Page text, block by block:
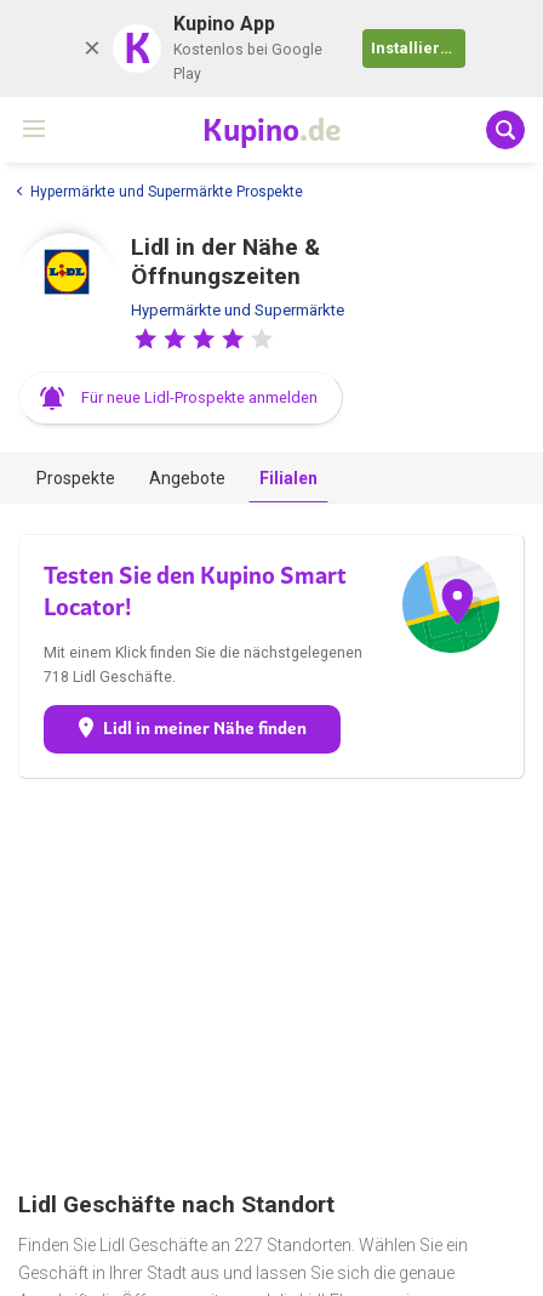
K Kupino App
Kostenlos bei Google
Play
Installieren
Kupino.de
Hypermärkte und Supermärkte Prospekte
Lidl in der Nähe &
Öffnungszeiten
Hypermärkte und Supermärkte
Für neue Lidl-Prospekte anmelden
Prospekte Angebote Filialen
Testen Sie den Kupino Smart
Locator!
Mit einem Klick finden Sie die nächstgelegenen
718 Lidl Geschäfte.
Lidl in meiner Nähe finden
Lidl Geschäfte nach Standort
Finden Sie Lidl Geschäfte an 227 Standorten. Wählen Sie ein
Geschäft in Ihrer Stadt aus und lassen Sie sich die genaue